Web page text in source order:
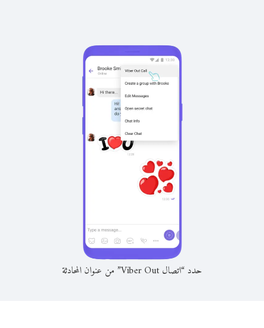
حدد “اتصال Viber Out” من عنوان المحادثة